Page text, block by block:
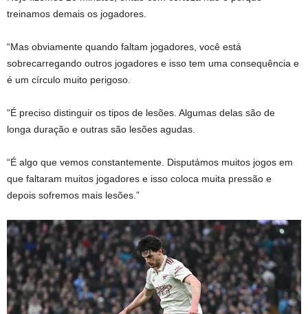
treinamos demais os jogadores.
“Mas obviamente quando faltam jogadores, você está
sobrecarregando outros jogadores e isso tem uma consequência e
é um círculo muito perigoso.
“É preciso distinguir os tipos de lesões. Algumas delas são de
longa duração e outras são lesões agudas.
“É algo que vemos constantemente. Disputámos muitos jogos em
que faltaram muitos jogadores e isso coloca muita pressão e
depois sofremos mais lesões.”